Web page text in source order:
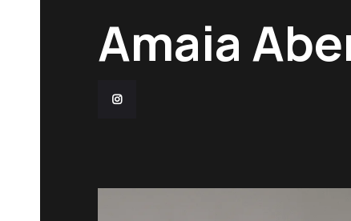
Amaia